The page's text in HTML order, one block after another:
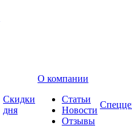
Скидки
дня
О компании
Статьи
Новости
Отзывы